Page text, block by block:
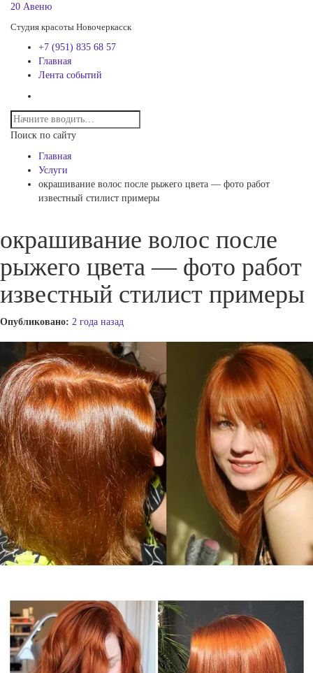
20 Авеню
Студия красоты Новочеркасск
+7 (951) 835 68 57
Главная
Лента событий
Поиск по сайту
Главная
Услуги
окрашивание волос после рыжего цвета — фото работ
известный стилист примеры
окрашивание волос после
рыжего цвета — фото работ
известный стилист примеры
Опубликовано: 2 года назад